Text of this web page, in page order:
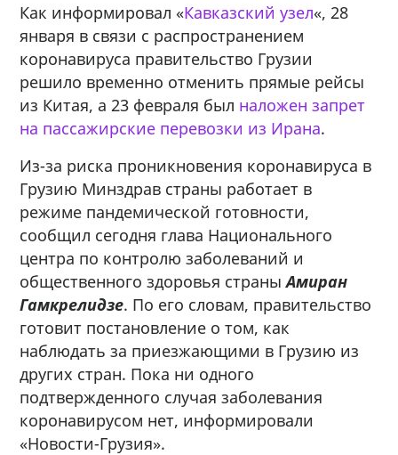
Как информировал «Кавказский узел«, 28
января в связи с распространением
коронавируса правительство Грузии
решило временно отменить прямые рейсы
из Китая, а 23 февраля был наложен запрет
на пассажирские перевозки из Ирана.
Из-за риска проникновения коронавируса в
Грузию Минздрав страны работает в
режиме пандемической готовности,
сообщил сегодня глава Национального
центра по контролю заболеваний и
общественного здоровья страныАмиран
Гамкрелидзе. По его словам, правительство
готовит постановление о том, как
наблюдать за приезжающими в Грузию из
других стран. Пока ни одного
подтвержденного случая заболевания
коронавирусом нет, информировали
«Новости-Грузия».